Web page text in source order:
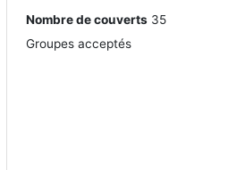
Nombre de couverts 35
Groupes acceptés